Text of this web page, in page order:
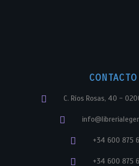
CONTACTO
C. Ríos Rosas, 40 -
+34 600 875
+34 600 875